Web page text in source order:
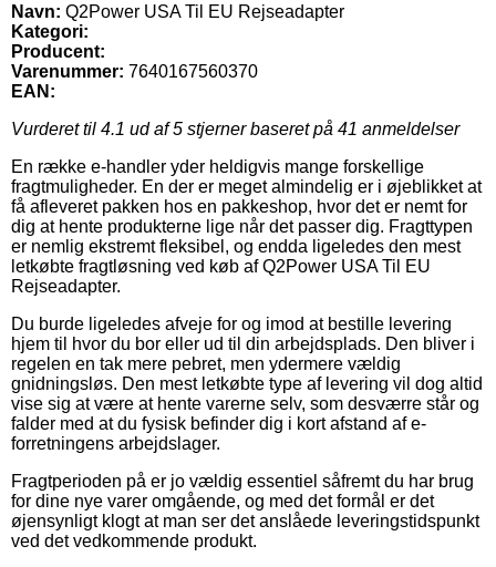
Navn: Q2Power USA Til EU Rejseadapter
Kategori:
Producent:
Varenummer: 7640167560370
EAN:
Vurderet til 4.1 ud af 5 stjerner baseret på 41 anmeldelser
En række e-handler yder heldigvis mange forskellige
fragtmuligheder. En der er meget almindelig er i øjeblikket at
få afleveret pakken hos en pakkeshop, hvor det er nemt for
dig at hente produkterne lige når det passer dig. Fragttypen
er nemlig ekstremt fleksibel, og endda ligeledes den mest
letkøbte fragtløsning ved køb af Q2Power USA Til EU
Rejseadapter.
Du burde ligeledes afveje for og imod at bestille levering
hjem til hvor du bor eller ud til din arbejdsplads. Den bliver i
regelen en tak mere pebret, men ydermere vældig
gnidningsløs. Den mest letkøbte type af levering vil dog altid
vise sig at være at hente varerne selv, som desværre står og
falder med at du fysisk befinder dig i kort afstand af e-
forretningens arbejdslager.
Fragtperioden på er jo vældig essentiel såfremt du har brug
for dine nye varer omgående, og med det formål er det
øjensynligt klogt at man ser det anslåede leveringstidspunkt
ved det vedkommende produkt.